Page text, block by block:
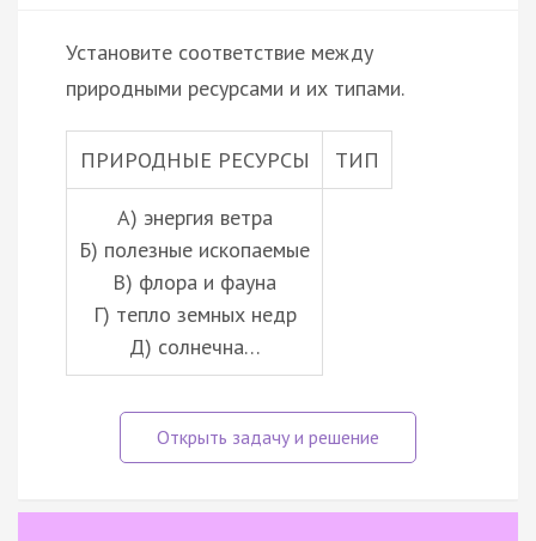
Установите соответствие между
природными ресурсами и их типами.
ПРИРОДНЫЕ РЕСУРСЫ ТИП
А) энергия ветра
Б) полезные ископаемые
В) флора и фауна
Г) тепло земных недр
Д) солнечна…